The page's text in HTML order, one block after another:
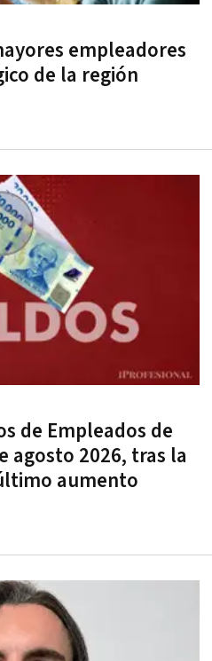
empleadores
de la región
de Empleados de
agosto 2026, tras la
aumento